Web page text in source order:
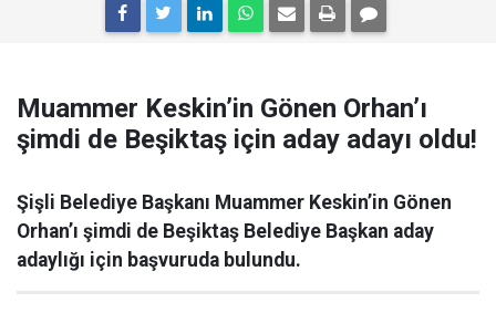
Muammer Keskin’in Gönen Orhan’ı
şimdi de Beşiktaş için aday adayı oldu!
Şişli Belediye Başkanı Muammer Keskin’in Gönen
Orhan’ı şimdi de Beşiktaş Belediye Başkan aday
adaylığı için başvuruda bulundu.